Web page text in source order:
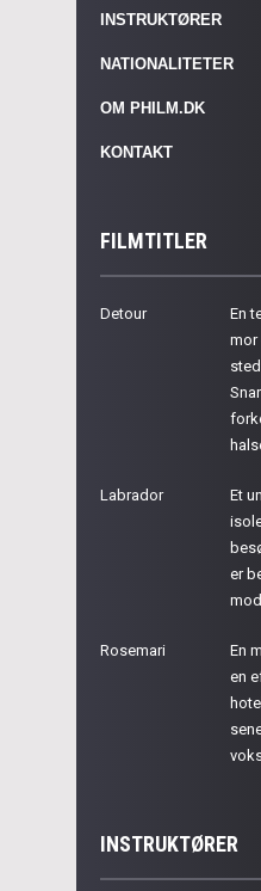
INSTRUKTØRER
NATIONALITETER
OM PHILM.DK
KONTAKT
FILMTITLER
Detour
En
mor
Labrador
Et
er
Rosemari
En
en
INSTRUKTØRER